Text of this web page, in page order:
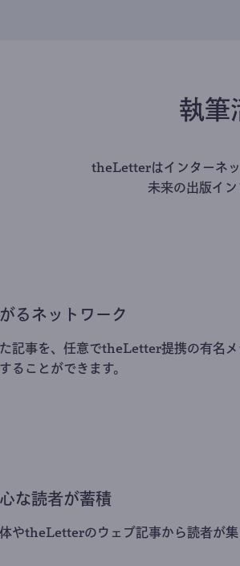
執筆
theLetterはインターネ
未来の出版イン
るネットワーク
記事を、任意でtheLetter提携の有名メ
ることができます。
な読者が蓄積
やtheLetterのウェブ記事から読者が集